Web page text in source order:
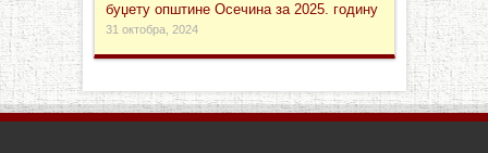
буџету општине Осечина за 2025. годину
31 октобра, 2024